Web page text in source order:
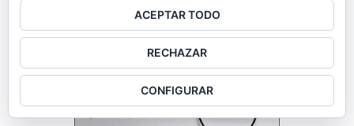
ACEPTAR TODO
RECHAZAR
CONFIGURAR